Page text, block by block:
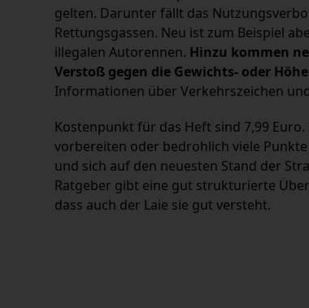
gelten. Darunter fällt das
Rettungsgassen. Neu ist zum Beispiel
illegalen Autorennen. Hinzu kommen
Verstoß gegen die Gewichts- oder
Informationen über Verkehrszeichen
Kostenpunkt für das Heft sind 7,99
vorbereiten oder bedrohlich viele
und sich auf den neuesten Stand der
Ratgeber gibt eine gut strukturierte
dass auch der Laie sie gut versteht.